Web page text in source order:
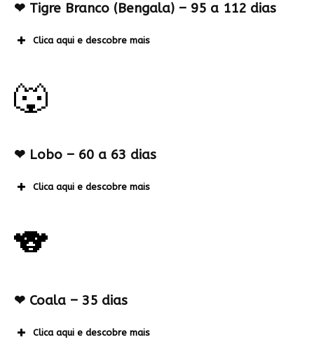
❤ Tigre Branco (Bengala) – 95 a 112 dias
Clica aqui e descobre mais
🐺
❤ Lobo – 60 a 63 dias
Clica aqui e descobre mais
🐨
❤ Coala – 35 dias
Clica aqui e descobre mais